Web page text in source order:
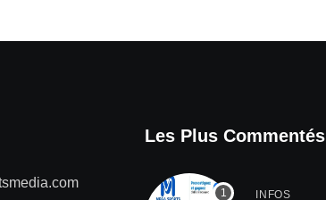
Les Plus Commentés
INFOS